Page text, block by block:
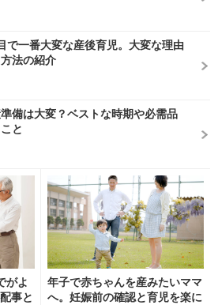
で一番大変な産後育児。大変な理由
法の紹介
備は大変？ベストな時期や必需品
と
がよ
事と
年子で赤ちゃんを産みたいママ
へ。妊娠前の確認と育児を楽に